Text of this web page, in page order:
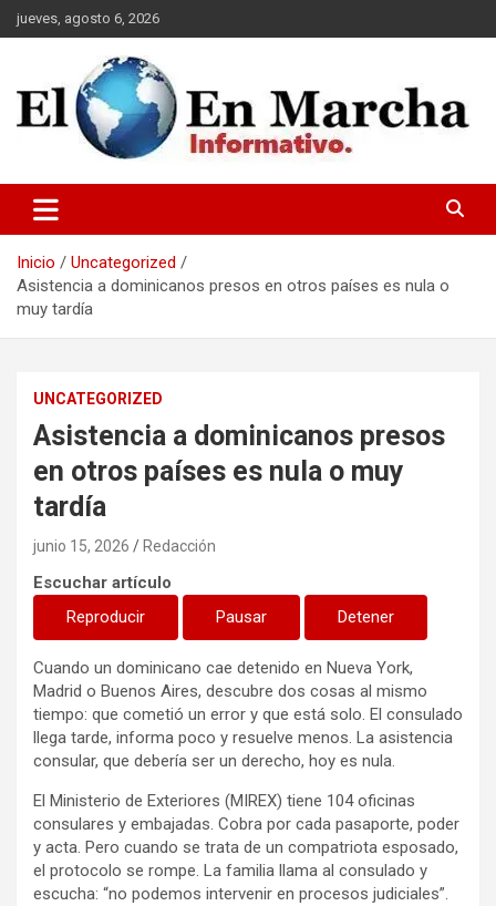
Saltar
al
jueves, agosto 6, 2026
elmundoenmarcha.net
Inicio
Uncategorized
Asistencia a dominicanos presos en otros países es nula o
muy tardía
UNCATEGORIZED
Asistencia a dominicanos presos
en otros países es nula o muy
tardía
junio 15, 2026 Redacción
Escuchar artículo
Reproducir
Pausar Detener
Cuando un dominicano cae detenido en Nueva York,
Madrid o Buenos Aires, descubre dos cosas al mismo
tiempo: que cometió un error y que está solo. El consulado
llega tarde, informa poco y resuelve menos. La asistencia
consular, que debería ser un derecho, hoy es nula.
El Ministerio de Exteriores (MIREX) tiene 104 oficinas
consulares y embajadas. Cobra por cada pasaporte, poder
y acta. Pero cuando se trata de un compatriota esposado,
el protocolo se rompe. La familia llama al consulado y
escucha: “no podemos intervenir en procesos judiciales”.